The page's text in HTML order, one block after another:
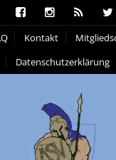
Kontakt
Datenschutzerklärung